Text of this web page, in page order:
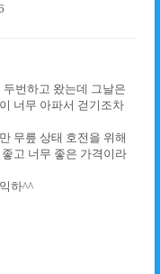
번하고 왔는데 그날은
너무 아파서 걷기조차
무릎 상태 호전을 위해
고 너무 좋은 가격이라
하^^